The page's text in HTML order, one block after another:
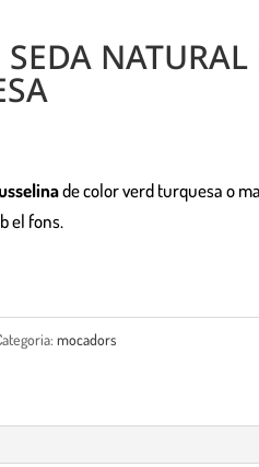
NATURAL
de color verd turquesa o
el fons.
mocadors